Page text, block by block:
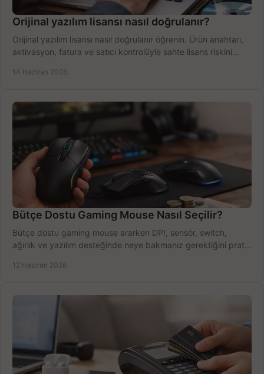
Orijinal yazılım lisansı nasıl doğrulanır?
Orijinal yazılım lisansı nasıl doğrulanır öğrenin. Ürün anahtarı,
aktivasyon, fatura ve satıcı kontrolüyle sahte lisans riskini
14 Haziran 2026
Bütçe Dostu Gaming Mouse Nasıl Seçilir?
Bütçe dostu gaming mouse ararken DPI, sensör, switch,
ağırlık ve yazılım desteğinde neye bakmanız gerektiğini pratik
12 Haziran 2026